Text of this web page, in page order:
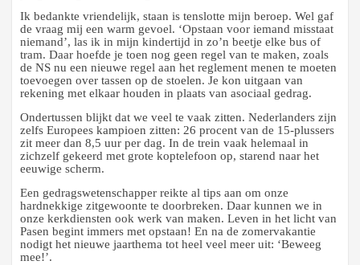
Ik bedankte vriendelijk, staan is tenslotte mijn beroep. Wel gaf
de vraag mij een warm gevoel. ‘Opstaan voor iemand misstaat
niemand’, las ik in mijn kindertijd in zo’n beetje elke bus of
tram. Daar hoefde je toen nog geen regel van te maken, zoals
de NS nu een nieuwe regel aan het reglement menen te moeten
toevoegen over tassen op de stoelen. Je kon uitgaan van
rekening met elkaar houden in plaats van asociaal gedrag.
Ondertussen blijkt dat we veel te vaak zitten. Nederlanders zijn
zelfs Europees kampioen zitten: 26 procent van de 15-plussers
zit meer dan 8,5 uur per dag. In de trein vaak helemaal in
zichzelf gekeerd met grote koptelefoon op, starend naar het
eeuwige scherm.
Een gedragswetenschapper reikte al tips aan om onze
hardnekkige zitgewoonte te doorbreken. Daar kunnen we in
onze kerkdiensten ook werk van maken. Leven in het licht van
Pasen begint immers met opstaan! En na de zomervakantie
nodigt het nieuwe jaarthema tot heel veel meer uit: ‘Beweeg
mee!’.